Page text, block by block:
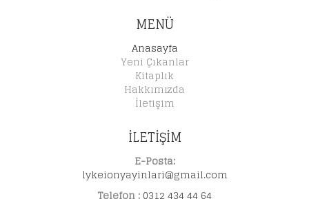
MENÜ
Anasayfa
Yeni Çıkanlar
Kitaplık
Hakkımızda
İletişim
İLETİŞİM
E-Posta:
lykeionyayinlari@gmail.com
Telefon : 0312 434 44 64